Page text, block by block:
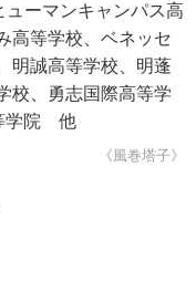
ーマンキャンパス高
高等学校、ベネッセ
明誠高等学校、明蓬
校、勇志国際高等学
学院 他
《風巻塔子》